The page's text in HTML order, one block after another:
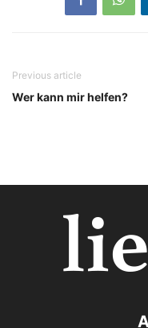
Previous article
Wer kann mir helfen?